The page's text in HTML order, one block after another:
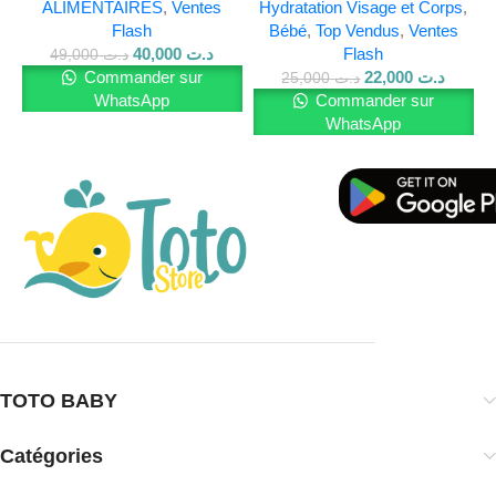
l’allié idéal d’une routine de soin douce, rafraîchissante et
efficace. Résultat : une peau nette, hydratée et lumineuse,
jour après jour.
Pour en savoir plus sur nos produits, visitez notresite
ALIMENTAIRES,Ventes
Flash
د.ت49,000 د.ت
Commander sur
WhatsApp
Hydratation Visage et Corps,
Bébé, Top Vendus, Ventes
Flash
د.ت25,000 د.ت
Commander sur
WhatsApp
TOTO BABY
Catégories